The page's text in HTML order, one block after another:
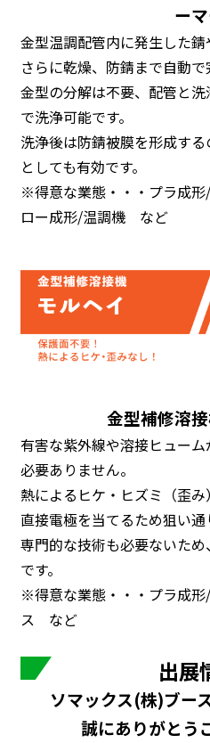
ー
金型温調配管内に発生した錆
さらに乾燥、防錆まで自動で
金型の分解は不要、配管と
で洗浄可能です。
洗浄後は防錆被膜を形成す
としても有効です。
※得意な業態・・・プラ成
ロー成形/温調機 など
金型補修溶
有害な紫外線や溶接ヒュー
必要ありません。
熱によるヒケ・ヒズミ（歪
直接電極を当てるため狙い通
専門的な技術も必要ないた
です。
※得意な業態・・・プラ成
ス など
出展
ソマックス(株)ブー
誠にありがとう